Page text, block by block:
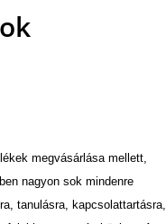
megvásárlása mellett,
nagyon sok mindenre
tanulásra, kapcsolattartásra,